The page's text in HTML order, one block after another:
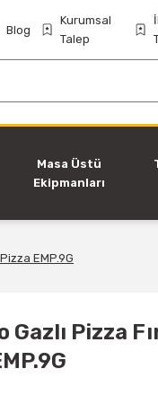
Blog
Kurumsal
Talep
Masa Üstü
Ekipmanları
EMP.9G
Gazlı Pizza